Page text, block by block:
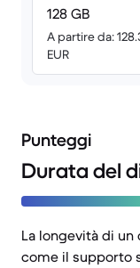
128 GB
A partire da:
EUR
Punteggi
Durata del
La longevità di
come il supporto